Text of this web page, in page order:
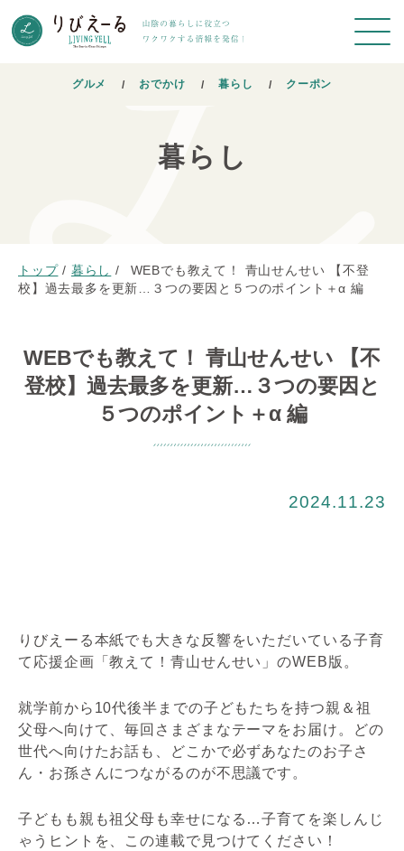
グルメ おでかけ 暮らし クーポン
暮らし
トップ / 暮らし /
WEBでも教えて！ 青山せんせい 【不登
校】過去最多を更新…３つの要因と５つのポイント＋α 編
WEBでも教えて！ 青山せんせい 【不
登校】過去最多を更新…３つの要因と
５つのポイント＋α 編
2024.11.23
りびえーる本紙でも大きな反響をいただいている子育
て応援企画「教えて！青山せんせい」のWEB版。
就学前から10代後半までの子どもたちを持つ親＆祖
父母へ向けて、毎回さまざまなテーマをお届け。どの
世代へ向けたお話も、どこかで必ずあなたのお子さ
ん・お孫さんにつながるのが不思議です。
子どもも親も祖父母も幸せになる…子育てを楽しんじ
ゃうヒントを、この連載で見つけてください！